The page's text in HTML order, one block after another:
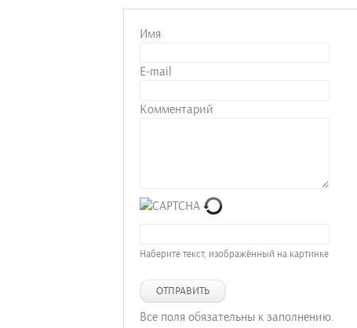
Имя
E-mail
Комментарий
Наберите текст, изображённый на картинке
ОТПРАВИТЬ
Все поля обязательны к заполнению.